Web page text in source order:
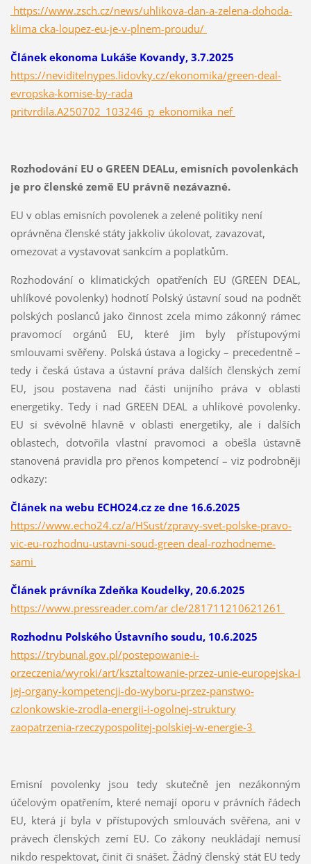
https://www.zsch.cz/news/uhlikova-dan-a-zelena-dohoda-
klima cka-loupez-eu-je-v-plnem-proudu/
Článek ekonoma Lukáše Kovandy, 3.7.2025
https://neviditelnypes.lidovky.cz/ekonomika/green-deal-
evropska-komise-by-rada
pritvrdila.A250702_103246_p_ekonomika_nef
Rozhodování EU o GREEN DEALu, emisních povolenkách
je pro členské země EU právně nezávazné.
EU v oblas emisních povolenek a zelené politiky není
oprávněna členské státy jakkoliv úkolovat, zavazovat,
omezovat a vystavovat sankcím a poplatkům.
Rozhodování o klimatických opatřeních EU (GREEN DEAL,
uhlíkové povolenky) hodnotí Polský ústavní soud na podnět
polských poslanců jako činnost zcela mimo zákonný rámec
pravomocí orgánů EU, které jim byly přístupovými
smlouvami svěřeny. Polská ústava a logicky – precedentně –
tedy i česká ústava a ústavní práva dalších členských zemí
EU, jsou postavena nad části unijního práva v oblasti
energetiky. Tedy i nad GREEN DEAL a uhlíkové povolenky.
EU si svévolně hlavně v oblasti energetiky, ale i dalších
oblastech, dotvořila vlastní pravomoci a obešla ústavně
stanovená pravidla pro přenos kompetencí – viz podrobněji
odkazy:
Článek na webu ECHO24.cz ze dne 16.6.2025
https://www.echo24.cz/a/HSust/zpravy-svet-polske-pravo-
vic-eu-rozhodnu-ustavni-soud-green deal-rozhodneme-
sami
Článek právníka Zdeňka Koudelky, 20.6.2025
https://www.pressreader.com/ar cle/281711210621261
Rozhodnu Polského Ústavního soudu, 10.6.2025
https://trybunal.gov.pl/postepowanie-i-
orzeczenia/wyroki/art/ksztaltowanie-przez-unie-europejska-i
jej-organy-kompetencji-do-wyboru-przez-panstwo-
czlonkowskie-zrodla-energii-i-ogolnej-struktury
zaopatrzenia-rzeczypospolitej-polskiej-w-energie-3
Emisní povolenky jsou tedy skutečně jen nezákonným
účelovým opatřením, které nemají oporu v právních řádech
EU, která jí byla v přístupových smlouvách svěřena, ani v
právech členských zemí EU. Co zákony neukládají nemusí
nikdo respektovat, činit či snášet. Žádný členský stát EU tedy